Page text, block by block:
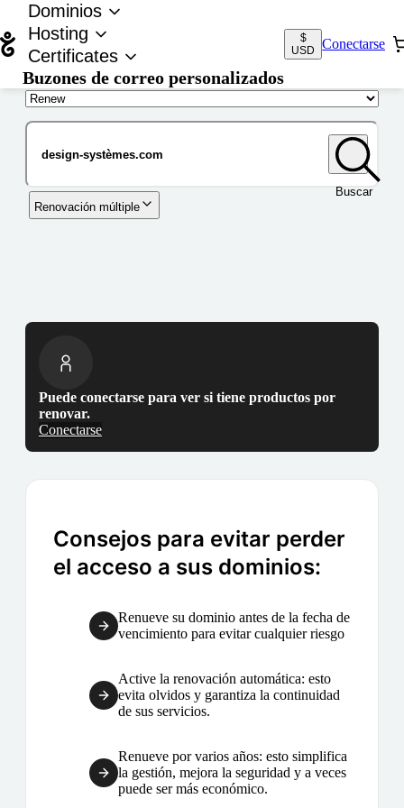
Dominios
Hosting
Certificates
Buzones de correo personalizados
$
USD
Conectarse
Buscar
Renovación múltiple
Puede conectarse para ver si tiene productos por
renovar.
Conectarse
Consejos para evitar perder
el acceso a sus dominios:
Renueve su dominio antes de la fecha de
vencimiento para evitar cualquier riesgo
Active la renovación automática: esto
evita olvidos y garantiza la continuidad
de sus servicios.
Renueve por varios años: esto simplifica
la gestión, mejora la seguridad y a veces
puede ser más económico.